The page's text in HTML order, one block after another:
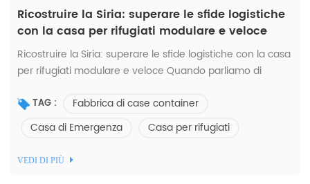
Ricostruire la Siria: superare le sfide logistiche
con la casa per rifugiati modulare e veloce
Ricostruire la Siria: superare le sfide logistiche con la casa
per rifugiati modulare e veloce Quando parliamo di
edifici. Stiamo parlando di ...
TAG :
Fabbrica di case container
Casa di Emergenza
Casa per rifugiati
VEDI DI PIÙ